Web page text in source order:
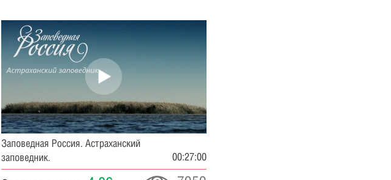
Заповедная Россия. Астраханский
заповедник.
00:27:00